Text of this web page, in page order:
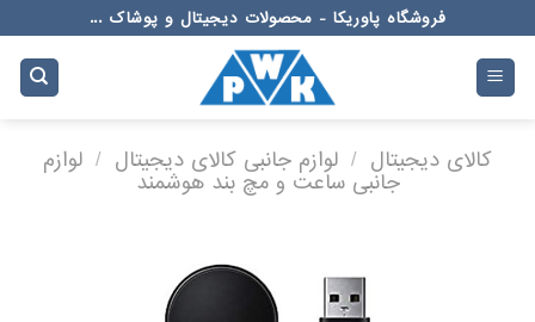
to
content
فروشگاه پاوریکا - محصولات دیجیتال و پوشاک ...
کالای دیجیتال / لوازم جانبی کالای دیجیتال / لوازم
جانبی ساعت و مچ بند هوشمند